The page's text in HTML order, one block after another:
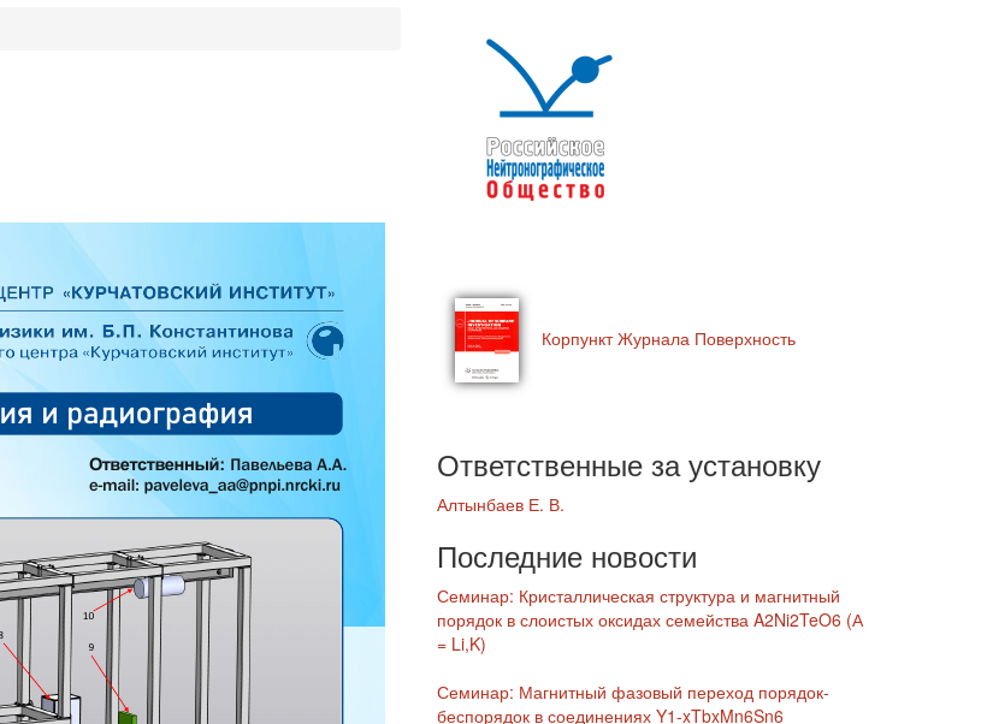
Корпункт Журнала Поверхность
Ответственные за установку
Алтынбаев Е. В.
Последние новости
Семинар: Кристаллическая структура и магнитный
порядок в слоистых оксидах семейства A2Ni2TeO6 (А
= Li,K)
Семинар: Магнитный фазовый переход порядок-
беспорядок в соединениях Y1-xTbxMn6Sn6